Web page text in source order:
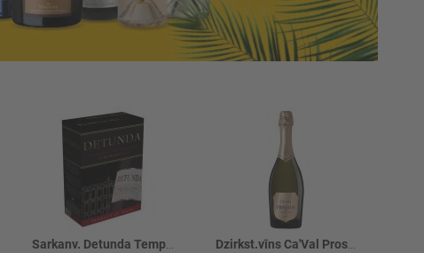
Sarkanv. Detunda Tempranillo 13% BIB Dzirkst.vīns Ca'Val Prosecco Brut 11.5%